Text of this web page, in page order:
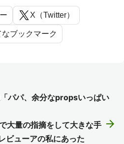
X（Twitter）
なブックマーク
パパ、余分なpropsいっぱい
arrow_forward
大量の指摘をして大きな手
ビューアの私にあった